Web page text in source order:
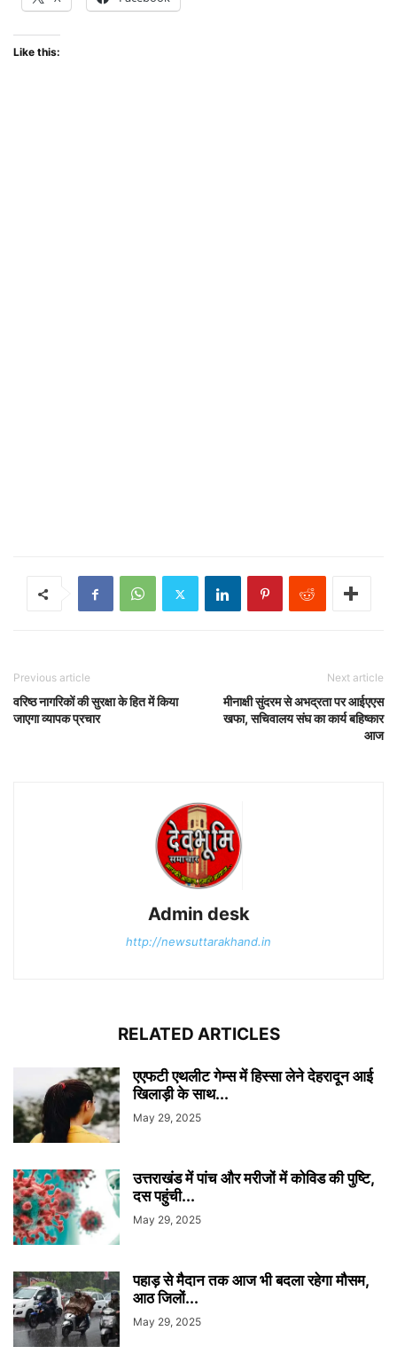
Like this:
Previous article
वरिष्ठ नागरिकों की सुरक्षा के हित में किया
जाएगा व्यापक प्रचार
Next article
मीनाक्षी सुंदरम से अभद्रता पर आईएएस
खफा, सचिवालय संघ का कार्य बहिष्कार
आज
Admin desk
http://newsuttarakhand.in
RELATED ARTICLES
एएफटी एथलीट गेम्स में हिस्सा लेने देहरादून आई
खिलाड़ी के साथ...
May 29, 2025
उत्तराखंड में पांच और मरीजों में कोविड की पुष्टि,
दस पहुंची...
May 29, 2025
पहाड़ से मैदान तक आज भी बदला रहेगा मौसम,
आठ जिलों...
May 29, 2025